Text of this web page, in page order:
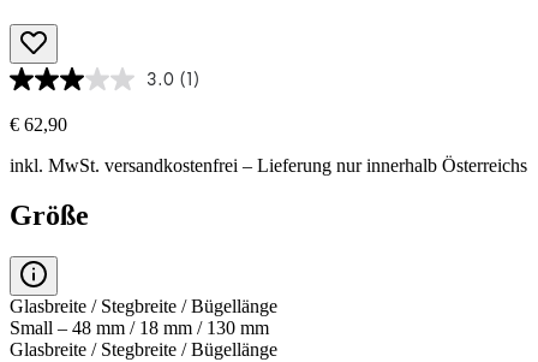
3.0 (1)
€ 62,90
inkl. MwSt. versandkostenfrei – Lieferung nur innerhalb Österreichs
Größe
Glasbreite / Stegbreite / Bügellänge
Small – 48 mm / 18 mm / 130 mm
Glasbreite / Stegbreite / Bügellänge